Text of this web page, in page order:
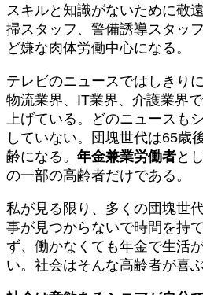
スキルと知識がないために敬
掃スタッフ、警備誘導スタッ
ど嫌な肉体労働中心になる。
テレビのニュースではしきり
物流業界、IT業界、介護業界
上げている。どのニュースも
していない。団塊世代は65歳
齢になる。 年金兼業労働者と
の一部の高齢者だけである。
私が見る限り、多くの団塊世
事が見つからないで時間を持
ず、働かなくても年金で生活
い。社会はそんな高齢者が喜